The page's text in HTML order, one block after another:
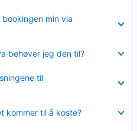
min via
behøver jeg den til?
til
kommer til å koste?